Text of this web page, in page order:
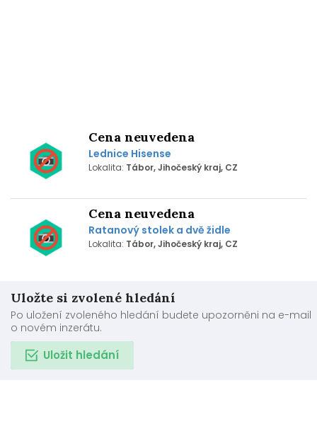
Cena neuvedena
Lednice Hisense
Lokalita: Tábor, Jihočeský kraj, CZ
Cena neuvedena
Ratanový stolek a dvě židle
Lokalita: Tábor, Jihočeský kraj, CZ
Uložte si zvolené hledání
Po uložení zvoleného hledání budete upozorněni na e-mail
o novém inzerátu.
Uložit hledání